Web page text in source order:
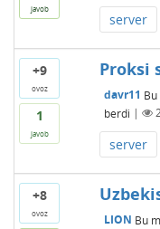
javob
server
+9
ovoz
1
javob
Proksi
davr11
berdi |
server
+8
ovoz LION Bu